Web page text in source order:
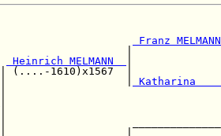
Franz
Heinrich MELMANN
| (....-1610)x1567  |
|